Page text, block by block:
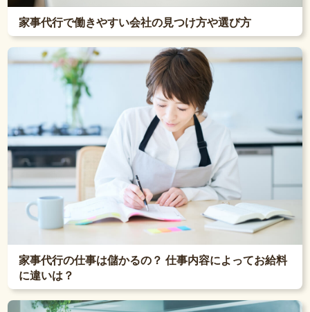
家事代行で働きやすい会社の見つけ方や選び方
家事代行の仕事は儲かるの？ 仕事内容によってお給料
に違いは？